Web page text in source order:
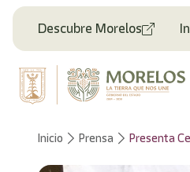
Descubre Morelos
Inicio Prensa Presenta